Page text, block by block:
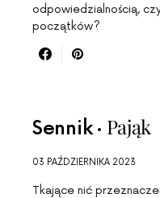
odpowiedzialnością,
początków?
Sennik Pająk
03 PAŹDZIERNIKA 2023
Tkające nić